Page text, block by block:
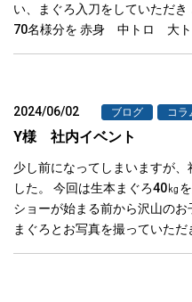
い、まぐろ入刀をしていただ
70名様分を 赤身 中トロ 大ト
2024/06/02 ブログ コラ
Y様 社内イベント
少し前になってしまいますが
した。 今回は生本まぐろ40㎏
ショーが始まる前から沢山の
まぐろとお写真を撮っていただ